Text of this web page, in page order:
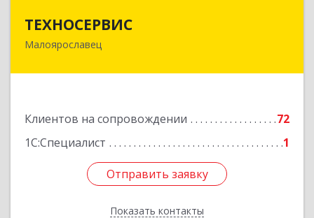
ТЕХНОСЕРВИС
Малоярославец
Клиентов на сопровождении
72
1С:Специалист
1
Отправить заявку
Показать контакты
249094, Калужская обл, Малоярославецкий р-н,
Отправить заявку
Назад